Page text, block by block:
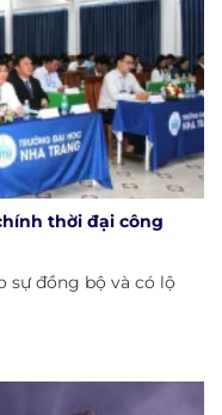
thời đại công
sự đồng bộ và có lộ